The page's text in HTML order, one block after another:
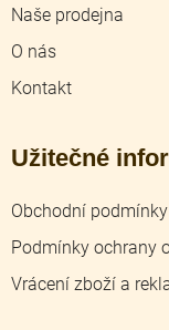
Naše prodejna
O nás
Kontakt
Užitečné
Obchodní podmínky
Podmínky ochrany
Vrácení zboží a